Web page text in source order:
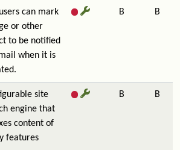
can mark
or other
to be notified
when it is
B B
site
engine that
content of
features
B B